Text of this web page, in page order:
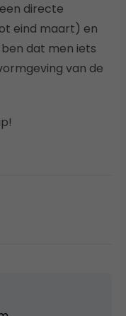
directe
eind maart) en
dat men iets
van de